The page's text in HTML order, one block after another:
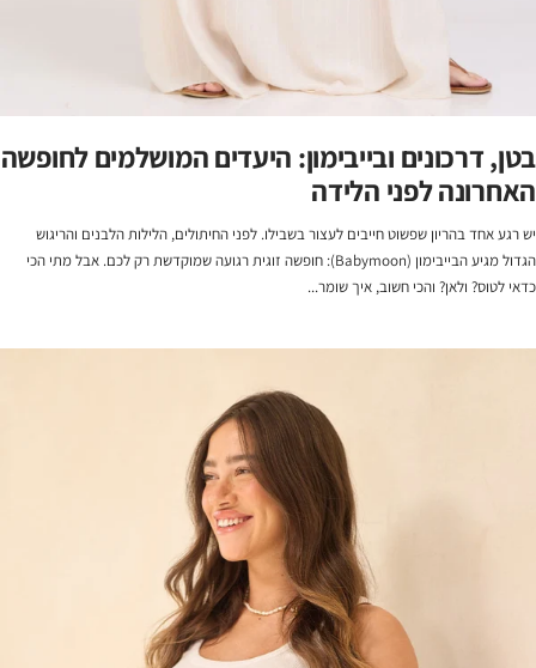
בטן, דרכונים ובייבימון: היעדים המושלמים לחופשה
האחרונה לפני הלידה
יש רגע אחד בהריון שפשוט חייבים לעצור בשבילו. לפני החיתולים, הלילות הלבנים והריגוש
הגדול מגיע הבייבימון (Babymoon): חופשה זוגית רגועה שמוקדשת רק לכם. אבל מתי הכי
כדאי לטוס? ולאן? והכי חשוב, איך שומר...